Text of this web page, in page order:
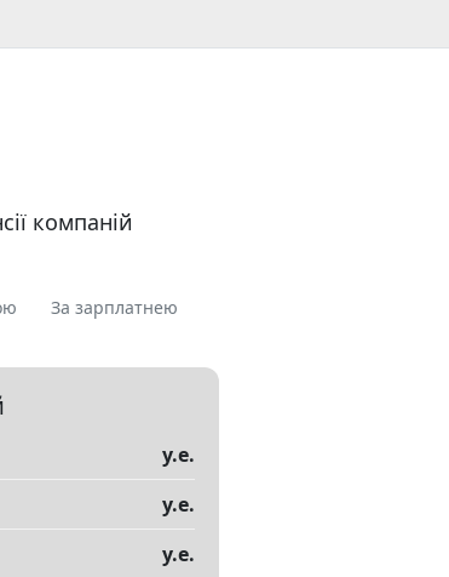
компаній
За зарплатнею
у.е.
у.е.
у.е.